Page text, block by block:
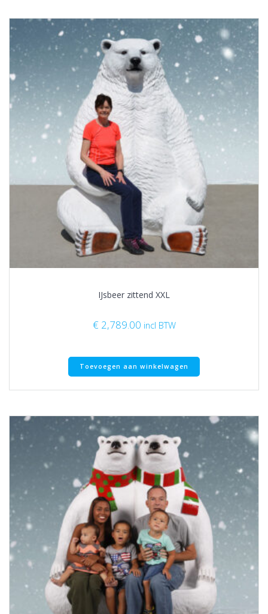
IJsbeer zittend XXL
€ 2,789.00 incl BTW
Toevoegen aan winkelwagen